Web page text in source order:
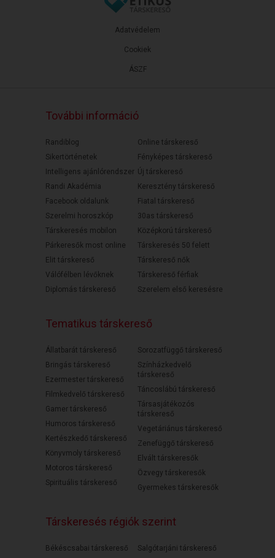
ÁSZF
Adatvédelem
Cookiek
További információ
Randiblog
Sikertörténetek
Intelligens ajánlórendszer
Randi Akadémia
Facebook oldalunk
Szerelmi horoszkóp
Társkeresés mobilon
Párkeresők most online
Elit társkereső
Válófélben lévőknek
Diplomás társkereső
Online társkereső
Fényképes társkereső
Új társkereső
Keresztény társkereső
Fiatal társkereső
30as társkereső
Középkorú társkereső
Társkeresés 50 felett
Társkereső nők
Társkereső férfiak
Szerelem első keresésre
Tematikus társkereső
Állatbarát társkereső
Bringás társkereső
Ezermester társkereső
Filmkedvelő társkereső
Gamer társkereső
Humoros társkereső
Kertészkedő társkereső
Könyvmoly társkereső
Motoros társkereső
Spirituális társkereső
Sorozatfüggő társkereső
Színházkedvelő
társkereső
Táncoslábú társkereső
Társasjátékozós
társkereső
Vegetáriánus társkereső
Zenefüggő társkereső
Elvált társkeresők
Özvegy társkeresők
Gyermekes társkeresők
Társkeresés régiók szerint
Békéscsabai társkereső
Salgótarjáni társkereső